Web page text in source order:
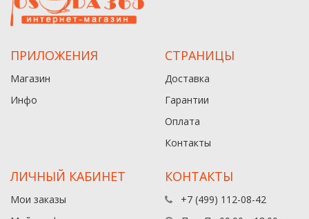
ПРИЛОЖЕНИЯ
Магазин
Инфо
СТРАНИЦЫ
Доставка
Гарантии
Оплата
Контакты
ЛИЧНЫЙ КАБИНЕТ
Мои заказы
КОНТАКТЫ
+7 (499) 112-08-42